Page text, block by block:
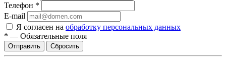
Телефон *
E-mail
Я согласен на обработку персональных данных
* — Обязательные поля
Отправить Сбросить